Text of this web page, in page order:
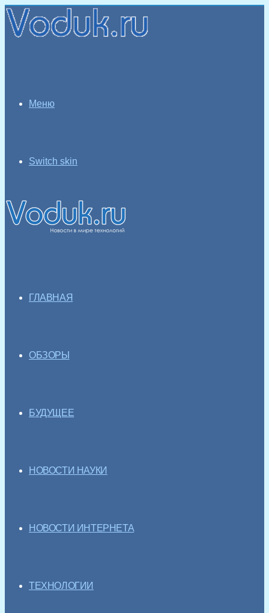
Меню
Switch skin
ГЛАВНАЯ
ОБЗОРЫ
БУДУЩЕЕ
НОВОСТИ НАУКИ
НОВОСТИ ИНТЕРНЕТА
ТЕХНОЛОГИИ